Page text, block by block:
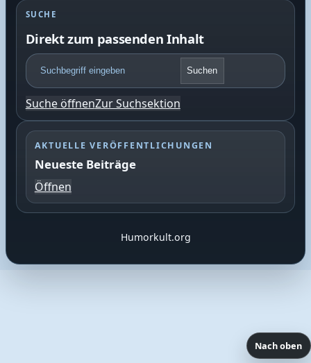
SUCHE
Direkt zum passenden Inhalt
F
o
o
t
e
r
h
e
Suchen
Suche öffnenZur Suchsektion
AKTUELLE VERÖFFENTLICHUNGEN
Neueste Beiträge
Öffnen
Humorkult.org
Nach oben